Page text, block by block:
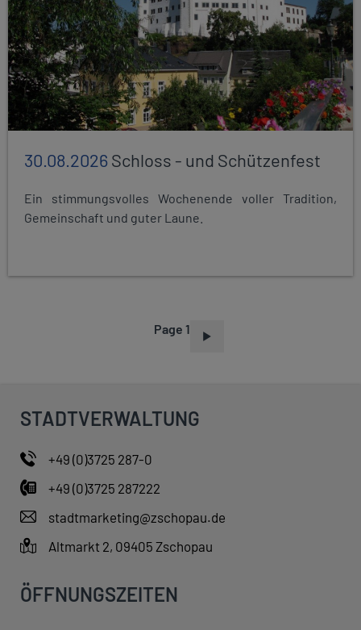
30.08.2026Schloss - und Schützenfest
Ein stimmungsvolles Wochenende voller Tradition,
Gemeinschaft und guter Laune.
Page 1
STADTVERWALTUNG
+49 (0)3725 287-0
+49 (0)3725 287222
stadtmarketing@zschopau.de
Altmarkt 2, 09405 Zschopau
ÖFFNUNGSZEITEN